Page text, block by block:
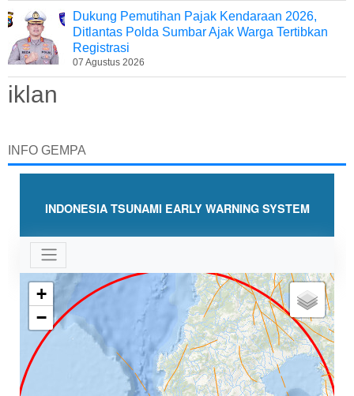
Dukung Pemutihan Pajak Kendaraan 2026,
Ditlantas Polda Sumbar Ajak Warga Tertibkan
Registrasi
07 Agustus 2026
iklan
INFO GEMPA